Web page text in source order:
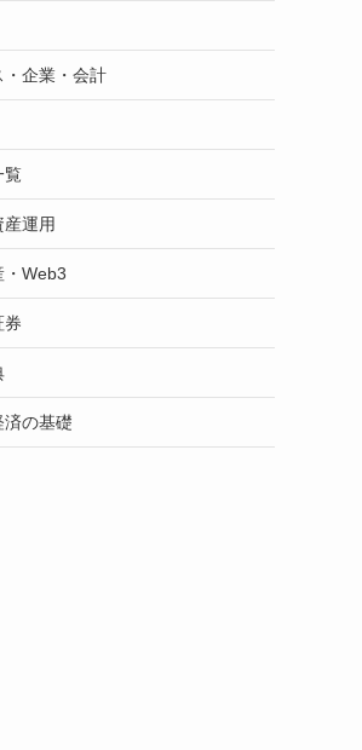
・企業・会計
覧
産運用
・Web3
券
の基礎